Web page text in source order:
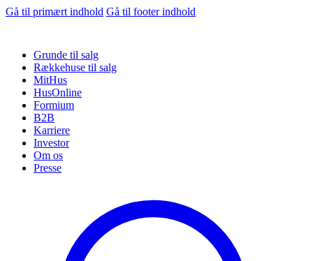
Gå til primært indhold Gå til footer indhold
Grunde til salg
Rækkehuse til salg
MitHus
HusOnline
Formium
B2B
Karriere
Investor
Om os
Presse